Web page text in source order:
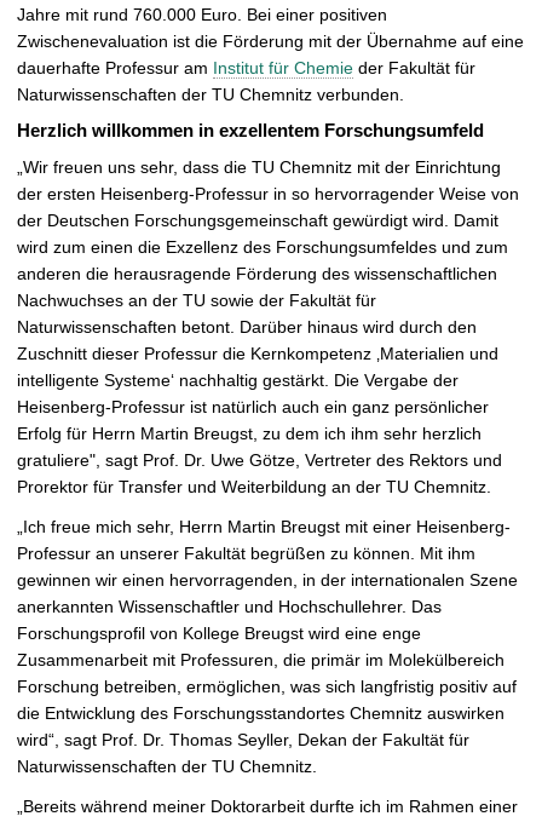
Jahre mit rund 760.000 Euro. Bei einer positiven
Zwischenevaluation ist die Förderung mit der Übernahme auf eine
dauerhafte Professur am Institut für Chemie der Fakultät für
Naturwissenschaften der TU Chemnitz verbunden.
Herzlich willkommen in exzellentem Forschungsumfeld
„Wir freuen uns sehr, dass die TU Chemnitz mit der Einrichtung
der ersten Heisenberg-Professur in so hervorragender Weise von
der Deutschen Forschungsgemeinschaft gewürdigt wird. Damit
wird zum einen die Exzellenz des Forschungsumfeldes und zum
anderen die herausragende Förderung des wissenschaftlichen
Nachwuchses an der TU sowie der Fakultät für
Naturwissenschaften betont. Darüber hinaus wird durch den
Zuschnitt dieser Professur die Kernkompetenz ‚Materialien und
intelligente Systeme‘ nachhaltig gestärkt. Die Vergabe der
Heisenberg-Professur ist natürlich auch ein ganz persönlicher
Erfolg für Herrn Martin Breugst, zu dem ich ihm sehr herzlich
gratuliere", sagt Prof. Dr. Uwe Götze, Vertreter des Rektors und
Prorektor für Transfer und Weiterbildung an der TU Chemnitz.
„Ich freue mich sehr, Herrn Martin Breugst mit einer Heisenberg-
Professur an unserer Fakultät begrüßen zu können. Mit ihm
gewinnen wir einen hervorragenden, in der internationalen Szene
anerkannten Wissenschaftler und Hochschullehrer. Das
Forschungsprofil von Kollege Breugst wird eine enge
Zusammenarbeit mit Professuren, die primär im Molekülbereich
Forschung betreiben, ermöglichen, was sich langfristig positiv auf
die Entwicklung des Forschungsstandortes Chemnitz auswirken
wird“, sagt Prof. Dr. Thomas Seyller, Dekan der Fakultät für
Naturwissenschaften der TU Chemnitz.
„Bereits während meiner Doktorarbeit durfte ich im Rahmen einer